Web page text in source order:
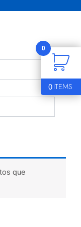
que
0
0ITEMS